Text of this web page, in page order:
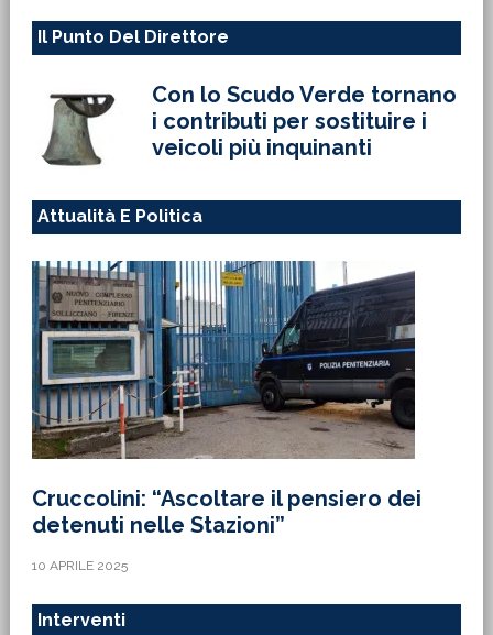
Il Punto Del Direttore
Con lo Scudo Verde tornano
i contributi per sostituire i
veicoli più inquinanti
Attualità E Politica
Cruccolini: “Ascoltare il pensiero dei
detenuti nelle Stazioni”
10 APRILE 2025
Interventi